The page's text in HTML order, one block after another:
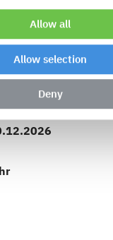
Allow all
Allow selection
Deny